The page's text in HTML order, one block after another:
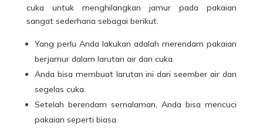
cuka untuk menghilangkan jamur pada pakaian
sangat sederhana sebagai berikut.
Yang perlu Anda lakukan adalah merendam pakaian
berjamur dalam larutan air dan cuka.
Anda bisa membuat larutan ini dari seember air dan
segelas cuka.
Setelah berendam semalaman, Anda bisa mencuci
pakaian seperti biasa.